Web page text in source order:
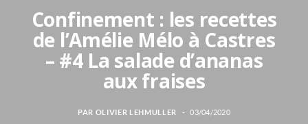
Confinement : les recettes
de l’Amélie Mélo à Castres
– #4 La salade d’ananas
aux fraises
PAR OLIVIER LEHMULLER 03/04/2020